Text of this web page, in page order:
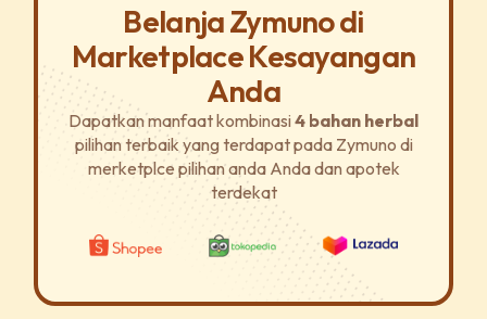
Belanja Zymuno di
Marketplace Kesayangan
Anda
Dapatkan manfaat kombinasi 4 bahan herbal
pilihan terbaik yang terdapat pada Zymuno di
merketplce pilihan anda Anda dan apotek
terdekat